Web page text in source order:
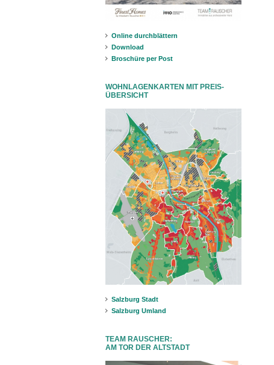
Online durchblättern
Download
Broschüre per Post
WOHNLAGENKARTEN MIT PREIS-
ÜBERSICHT
Salzburg Stadt
Salzburg Umland
TEAM RAUSCHER:
AM TOR DER ALTSTADT